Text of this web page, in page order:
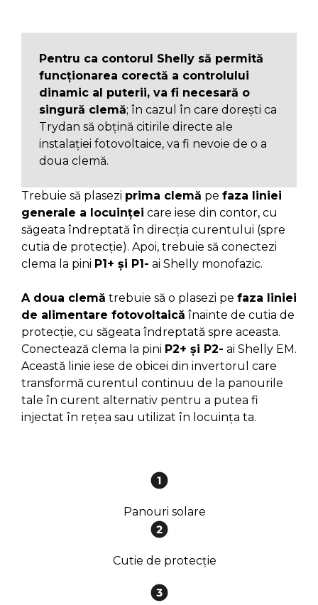
Pentru ca contorul Shelly să permită
funcționarea corectă a controlului
dinamic al puterii, va fi necesară o
singură clemă; în cazul în care dorești ca
Trydan să obțină citirile directe ale
instalației fotovoltaice, va fi nevoie de o a
doua clemă.
Trebuie să plasezi prima clemă pe faza liniei
generale a locuinței care iese din contor, cu
săgeata îndreptată în direcția curentului (spre
cutia de protecție). Apoi, trebuie să conectezi
clema la pini P1+ și P1- ai Shelly monofazic.
A doua clemă trebuie să o plasezi pe faza liniei
de alimentare fotovoltaică înainte de cutia de
protecție, cu săgeata îndreptată spre aceasta.
Conectează clema la pini P2+ și P2- ai Shelly EM.
Această linie iese de obicei din invertorul care
transformă curentul continuu de la panourile
tale în curent alternativ pentru a putea fi
injectat în rețea sau utilizat în locuința ta.
Panouri solare
Cutie de protecție